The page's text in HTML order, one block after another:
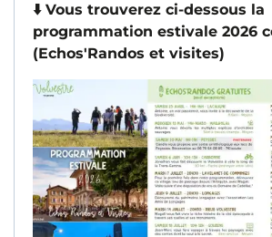
⬇️ Vous trouverez ci-dessous la
programmation estivale 2026
(Echos'Randos et visites)